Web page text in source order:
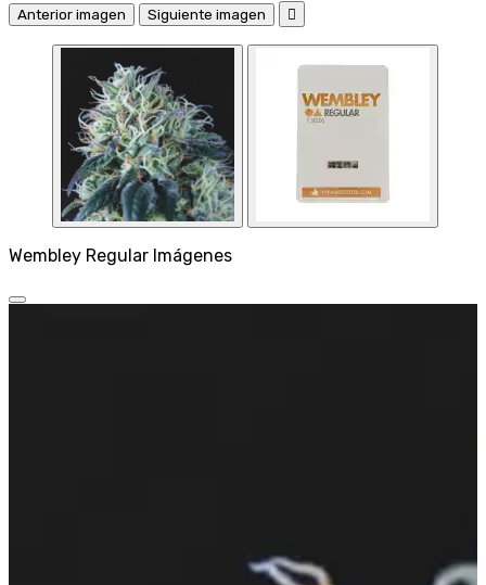
Anterior imagen Siguiente imagen 
Wembley Regular Imágenes